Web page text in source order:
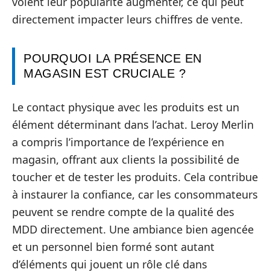
directement impacter leurs chiffres de vente.
POURQUOI LA PRÉSENCE EN
MAGASIN EST CRUCIALE ?
Le contact physique avec les produits est un
élément déterminant dans l’achat. Leroy Merlin
a compris l’importance de l’expérience en
magasin, offrant aux clients la possibilité de
toucher et de tester les produits. Cela contribue
à instaurer la confiance, car les consommateurs
peuvent se rendre compte de la qualité des
MDD directement. Une ambiance bien agencée
et un personnel bien formé sont autant
d’éléments qui jouent un rôle clé dans